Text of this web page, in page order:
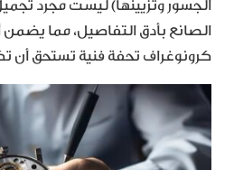
الجسور وتزيينها) ليست مجرد
الصانع بأدق التفاصيل، مما
كرونوغراف تحفة فنية تستحق أن